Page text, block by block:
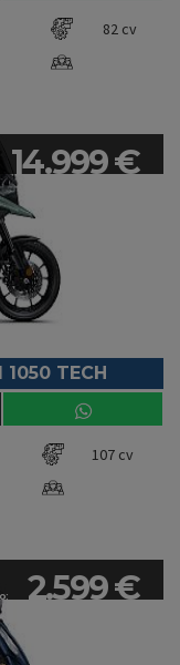
82 cv
14.999 €
TECH
107 cv
2.599 €